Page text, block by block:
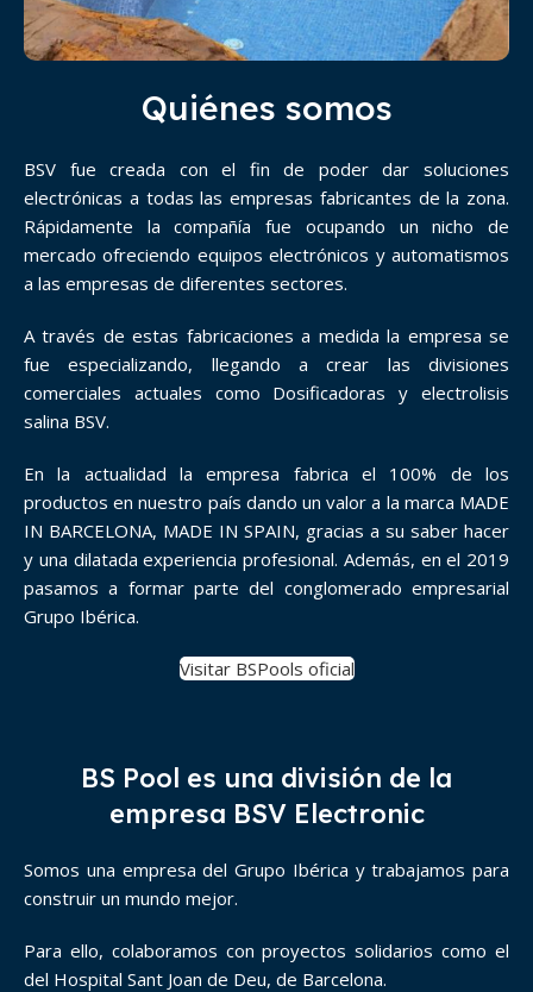
Quiénes somos
BSV fue creada con el fin de poder dar soluciones
electrónicas a todas las empresas fabricantes de la zona.
Rápidamente la compañía fue ocupando un nicho de
mercado ofreciendo equipos electrónicos y automatismos
a las empresas de diferentes sectores.
A través de estas fabricaciones a medida la empresa se
fue especializando, llegando a crear las divisiones
comerciales actuales como Dosificadoras y electrolisis
salina BSV.
En la actualidad la empresa fabrica el 100% de los
productos en nuestro país dando un valor a la marca MADE
IN BARCELONA, MADE IN SPAIN, gracias a su saber hacer
y una dilatada experiencia profesional. Además, en el 2019
pasamos a formar parte del conglomerado empresarial
Grupo Ibérica.
Visitar BSPools oficial
BS Pool es una división de la
empresa BSV Electronic
Somos una empresa del Grupo Ibérica y trabajamos para
construir un mundo mejor.
Para ello, colaboramos con proyectos solidarios como el
del Hospital Sant Joan de Deu, de Barcelona.